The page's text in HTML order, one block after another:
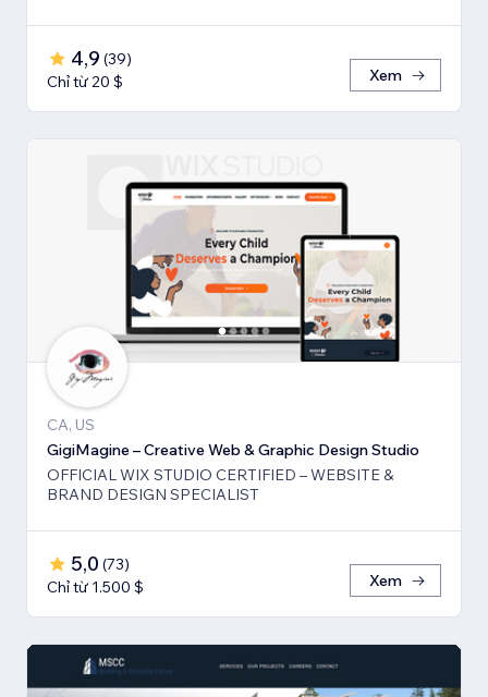
4,9 (39)
Chỉ từ 20 $
Xem
CA, US
GigiMagine – Creative Web & Graphic Design Studio
OFFICIAL WIX STUDIO CERTIFIED – WEBSITE &
BRAND DESIGN SPECIALIST
5,0 (73)
Chỉ từ 1.500 $
Xem